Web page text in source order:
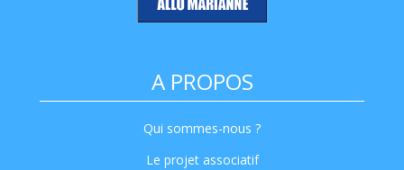
A PROPOS
Qui sommes-nous ?
Le projet associatif